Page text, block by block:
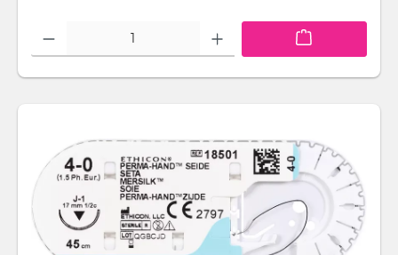
Produkt Anzahl: Gib den gewünschten Wert ein oder benutze die